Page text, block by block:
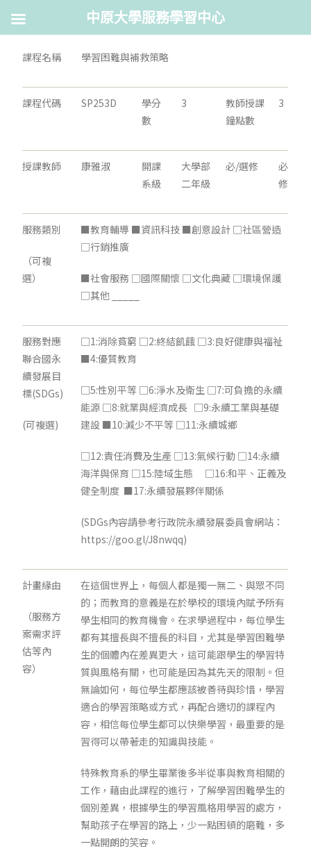
課程名稱 學習困難與補救策略
課程代碼 SP253D
學分
數
3
教師授課
鐘點數
3
授課教師 康雅淑
開課
系級
大學部
二年級
必/選修
必
修
服務類別
（可複
選）
■教育輔導 ■資訊科技 ■創意設計 □社區營造
□行銷推廣
■社會服務 □國際關懷 □文化典藏 □環境保護
□其他 _____
服務對應
聯合國永
續發展目
標(SDGs)
(可複選)
□1:消除貧窮 □2:終結飢餓 □3:良好健康與福祉
■4:優質教育
□5:性別平等 □6:淨水及衛生 □7:可負擔的永續
能源 □8:就業與經濟成長 □9:永續工業與基礎
建設 ■10:減少不平等 □11:永續城鄉
□12:責任消費及生產 □13:氣候行動 □14:永續
海洋與保育 □15:陸域生態 □16:和平、正義及
健全制度 ■17:永續發展夥伴關係
(SDGs內容請參考行政院永續發展委員會網站：
https://goo.gl/J8nwqq)
計畫緣由
（服務方
案需求評
估等內
容）
在這個世界上，每個人都是獨一無二、與眾不同
的；而教育的意義是在於學校的環境內賦予所有
學生相同的教育機會。在求學過程中，每位學生
都有其擅長與不擅長的科目，尤其是學習困難學
生的個體內在差異更大，這可能跟學生的學習特
質與風格有關，也可能是因為其先天的限制。但
無論如何，每位學生都應該被善待與珍惜，學習
適合的學習策略或方式，再配合適切的課程內
容，相信每位學生都可以快樂學習，最重要的是
習得可以帶著走的知識與技能。
特殊教育系的學生畢業後多半從事與教育相關的
工作，藉由此課程的進行，了解學習困難學生的
個別差異，根據學生的學習風格用學習的處方，
幫助孩子在學習的路上，少一點困頓的磨難，多
一點開朗的笑容。
中原大學服務學習中心